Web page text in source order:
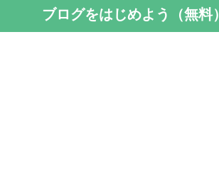
ブログをはじめよう（無料）